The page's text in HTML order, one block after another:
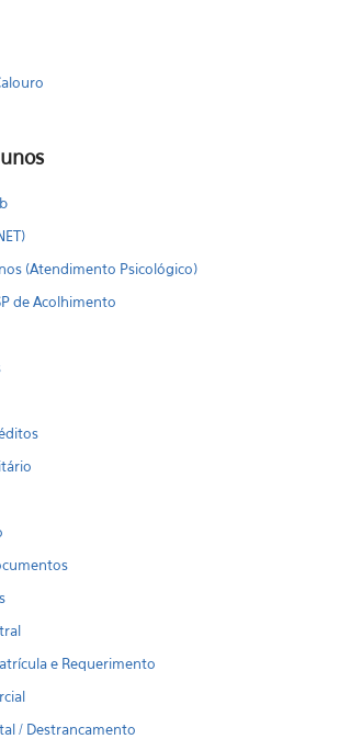
(Atendimento Psicológico)
de Acolhimento
e Requerimento
/ Destrancamento